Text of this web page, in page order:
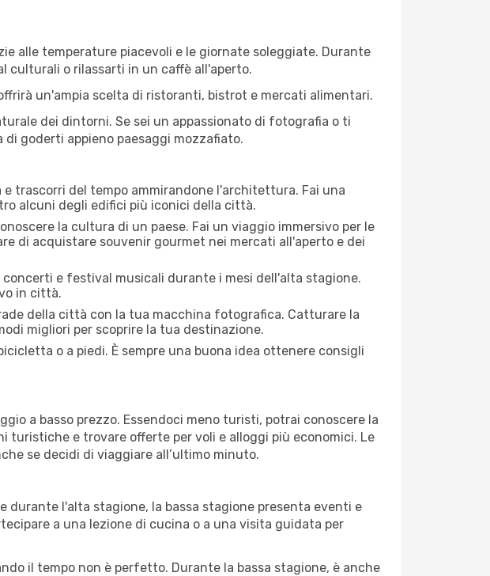
alle temperature piacevoli e le giornate soleggiate. Durante
culturali o rilassarti in un caffè all'aperto.
un'ampia scelta di ristoranti, bistrot e mercati alimentari.
dei dintorni. Se sei un appassionato di fotografia o ti
goderti appieno paesaggi mozzafiato.
trascorri del tempo ammirandone l'architettura. Fai una
alcuni degli edifici più iconici della città.
la cultura di un paese. Fai un viaggio immersivo per le
di acquistare souvenir gourmet nei mercati all'aperto e dei
e festival musicali durante i mesi dell'alta stagione.
in città.
della città con la tua macchina fotografica. Catturare la
migliori per scoprire la tua destinazione.
o a piedi. È sempre una buona idea ottenere consigli
a basso prezzo. Essendoci meno turisti, potrai conoscere la
e trovare offerte per voli e alloggi più economici. Le
se decidi di viaggiare all’ultimo minuto.
durante l'alta stagione, la bassa stagione presenta eventi e
a una lezione di cucina o a una visita guidata per
il tempo non è perfetto. Durante la bassa stagione, è anche